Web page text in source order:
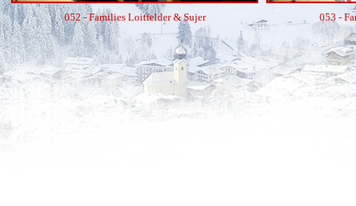
052 - Families Loitfelder & Sujer 053 -